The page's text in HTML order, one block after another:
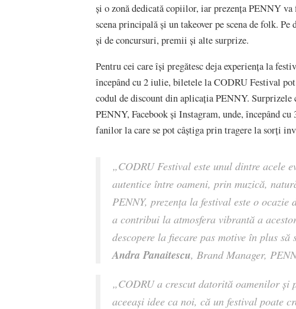
și o zonă dedicată copiilor, iar prezența PENNY
scena principală și un takeover pe scena de folk.
și de concursuri, premii și alte surprize.
Pentru cei care își pregătesc deja experiența la
începând cu 2 iulie, biletele la CODRU Festival
codul de discount din aplicația PENNY.
PENNY, Facebook și Instagram, unde, începând
fanilor la care se pot câștiga prin tragere la sorți
„CODRU Festival este unul dintre acele
autentice între oameni, prin muzică,
PENNY, prezența la festival este o
a contribui la atmosfera vibrantă a
descopere la fiecare pas motive în plus să
Andra Panaitescu, Brand Manager,
„CODRU a crescut datorită oamenilor și
aceeași idee ca noi, că un festival poate